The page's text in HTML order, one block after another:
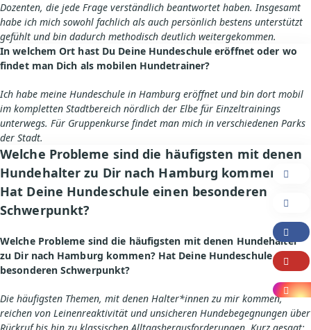
Dozenten, die jede Frage verständlich beantwortet haben. Insgesamt
habe ich mich sowohl fachlich als auch persönlich bestens unterstützt
gefühlt und bin dadurch methodisch deutlich weitergekommen.
In welchem Ort hast Du Deine Hundeschule eröffnet oder wo
findet man Dich als mobilen Hundetrainer?
Ich habe meine Hundeschule in Hamburg eröffnet und bin dort mobil
im kompletten Stadtbereich nördlich der Elbe für Einzeltrainings
unterwegs. Für Gruppenkurse findet man mich in verschiedenen Parks
der Stadt.
Welche Probleme sind die häufigsten mit denen
Hundehalter zu Dir nach Hamburg kommen?
Hat Deine Hundeschule einen besonderen
Schwerpunkt?
Welche Probleme sind die häufigsten mit denen Hundehalter
zu Dir nach Hamburg kommen? Hat Deine Hundeschule einen
besonderen Schwerpunkt?
Die häufigsten Themen, mit denen Halter*innen zu mir kommen,
reichen von Leinenreaktivität und unsicheren Hundebegegnungen über